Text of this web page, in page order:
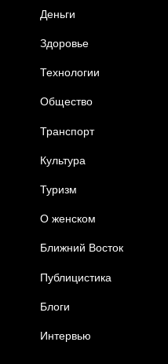
Деньги
Здоровье
Технологии
Общество
Транспорт
Культура
Туризм
О женском
Ближний Восток
Публицистика
Блоги
Интервью